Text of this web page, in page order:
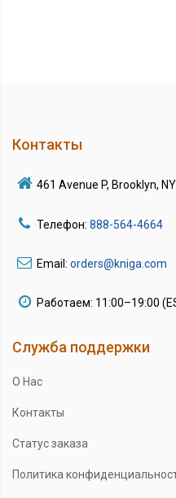
Контакты
461 Avenue P, Brooklyn,
Телефон: 888-564-4664
Email: orders@kniga.com
Работаем: 11:00–19:00
Служба поддержки
О Нас
Контакты
Статус заказа
Политика